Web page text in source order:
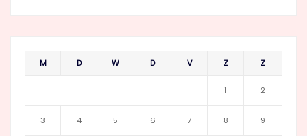
M D W D V Z Z
1 2
3 4 5 6 7 8 9